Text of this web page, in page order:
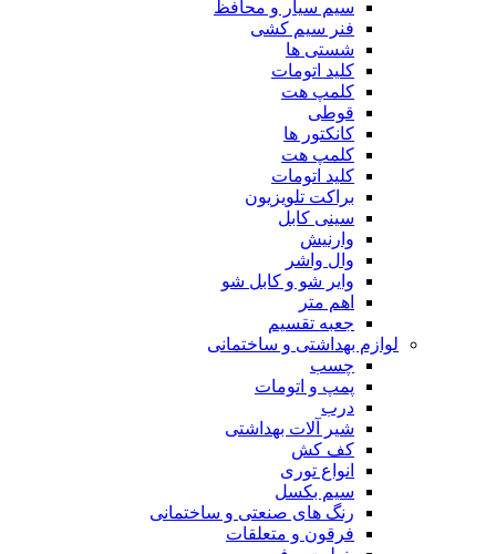
سیم سیار و محافظ
فنر سیم کشی
شستی ها
کلید اتومات
کلمپ هت
قوطی
کانکتور ها
کلمپ هت
کلید اتومات
براکت تلویزیون
سینی کابل
وارنیش
وال واشر
وایر شو و کابل شو
اهم متر
جعبه تقسیم
لوازم بهداشتی و ساختمانی
چسب
پمپ و اتومات
درب
شیر آلات بهداشتی
کف کش
انواع توری
سیم بکسل
رنگ های صنعتی و ساختمانی
فرقون و متعلقات